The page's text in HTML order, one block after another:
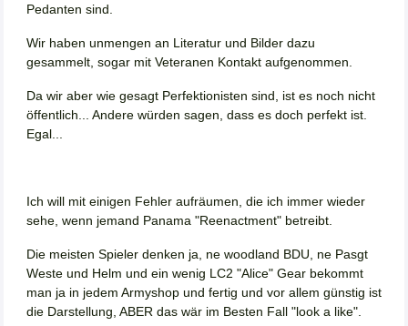
Pedanten sind.
Wir haben unmengen an Literatur und Bilder dazu
gesammelt, sogar mit Veteranen Kontakt aufgenommen.
Da wir aber wie gesagt Perfektionisten sind, ist es noch nicht
öffentlich... Andere würden sagen, dass es doch perfekt ist.
Egal...
Ich will mit einigen Fehler aufräumen, die ich immer wieder
sehe, wenn jemand Panama "Reenactment" betreibt.
Die meisten Spieler denken ja, ne woodland BDU, ne Pasgt
Weste und Helm und ein wenig LC2 "Alice" Gear bekommt
man ja in jedem Armyshop und fertig und vor allem günstig ist
die Darstellung, ABER das wär im Besten Fall "look a like".